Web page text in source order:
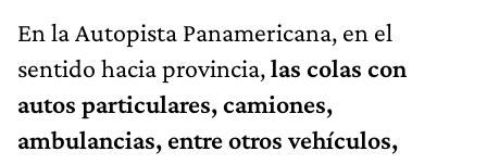
En la Autopista Panamericana, en el
sentido hacia provincia,las colas con
autos particulares, camiones,
ambulancias, entre otros vehículos,